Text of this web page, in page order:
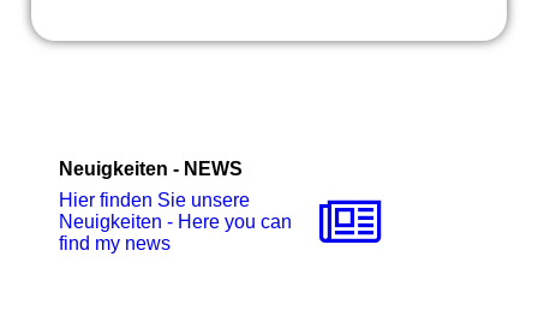
Neuigkeiten - NEWS
Hier finden Sie unsere
Neuigkeiten - Here you can
find my news